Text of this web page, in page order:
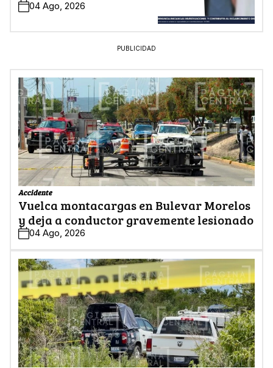
04 Ago, 2026
PUBLICIDAD
Accidente
Vuelca montacargas en Bulevar Morelos
y deja a conductor gravemente lesionado
04 Ago, 2026